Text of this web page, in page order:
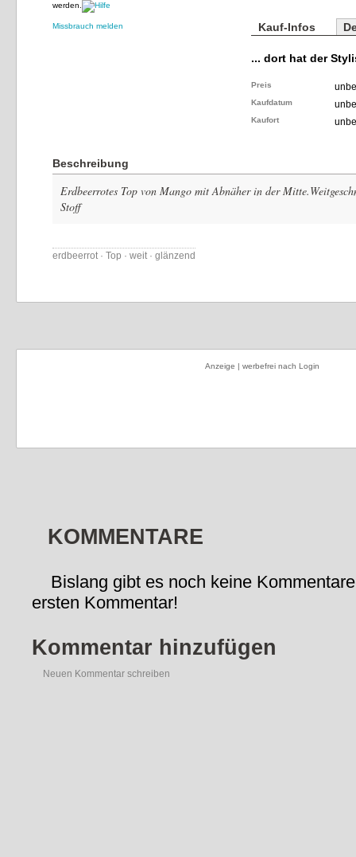
werden.
Missbrauch melden Kauf-Infos
... dort hat der
Preis
Kaufdatum
Kaufort
Beschreibung
Erdbeerrotes Top von Mango mit Abnäher in der
Stoff
erdbeerrot · Top · weit · glänzend
Anzeige | werbefrei nach Login
KOMMENTARE
Bislang gibt es noch keine
ersten Kommentar!
Kommentar hinzufügen
Neuen Kommentar schreiben